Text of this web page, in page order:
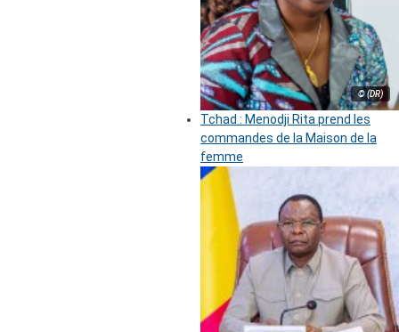
© (DR)
Tchad : Menodji Rita prend les
commandes de la Maison de la
femme